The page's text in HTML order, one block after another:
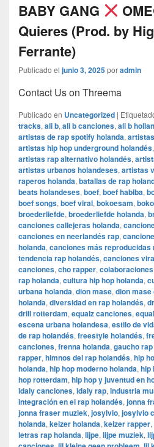
BABY GANG
Quieres (Prod. by
Ferrante)
Publicado el junio 3, 2025poradmin
Contact Us on Threema
Publicado en Uncategorized |
tracks, ali b, ali b canciones, ali b
artistas de rap spotify holanda,
artistas hip hop underground holandés,
artistas rap alternativo holandés,
artistas urbanos holandeses, artistas
raperos holanda, batallas de rap
beats holandeses, boef, boef habiba,
boef songs, boef viral, bokoesam,
broederliefde, broederliefde holanda,
canciones callejeras holanda,
canciones en neerlandés rap,
holanda, canciones más reproducidas
tendencia rap holandés, canciones
canciones, cho rapper,
rap holanda, cultura hip hop holanda,
urbana holanda, dion mase, dion
holanda, diversidad en rap holandés,
drill rotterdam, equalz canciones,
escena urbana holandesa, estilo de
de rap holandés, freestyle holandés,
canciones, frenna holanda, gaucho
rapper, himnos del rap holandés, hip
holanda, hip hop moderno holanda, hip
hop rotterdam, hip hop y juventud en
idaly canciones, idaly rap, industria
integración en el rap holandés, jonna
jonna fraser muziek, josylvio, josylvio
holanda, keizer holanda, keizer rapper,
letras rap holanda, lijpe, lijpe muziek,